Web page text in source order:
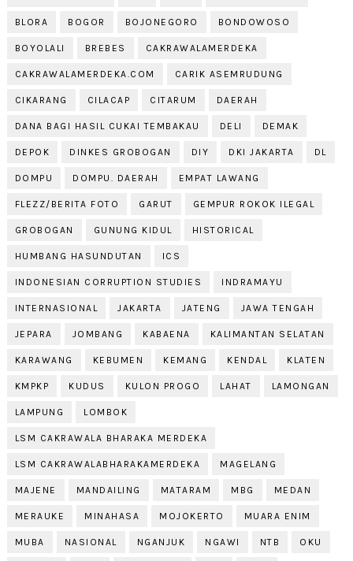
BLORA BOGOR BOJONEGORO BONDOWOSO
BOYOLALI BREBES CAKRAWALAMERDEKA
CAKRAWALAMERDEKA.COM CARIK ASEMRUDUNG
CIKARANG CILACAP CITARUM DAERAH
DANA BAGI HASIL CUKAI TEMBAKAU DELI DEMAK
DEPOK DINKES GROBOGAN DIY DKI JAKARTA DL
DOMPU DOMPU. DAERAH EMPAT LAWANG
FLEZZ/BERITA FOTO GARUT GEMPUR ROKOK ILEGAL
GROBOGAN GUNUNG KIDUL HISTORICAL
HUMBANG HASUNDUTAN ICS
INDONESIAN CORRUPTION STUDIES INDRAMAYU
INTERNASIONAL JAKARTA JATENG JAWA TENGAH
JEPARA JOMBANG KABAENA KALIMANTAN SELATAN
KARAWANG KEBUMEN KEMANG KENDAL KLATEN
KMPKP KUDUS KULON PROGO LAHAT LAMONGAN
LAMPUNG LOMBOK
LSM CAKRAWALA BHARAKA MERDEKA
LSM CAKRAWALABHARAKAMERDEKA MAGELANG
MAJENE MANDAILING MATARAM MBG MEDAN
MERAUKE MINAHASA MOJOKERTO MUARA ENIM
MUBA NASIONAL NGANJUK NGAWI NTB OKU